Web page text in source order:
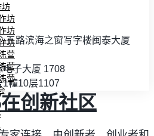
坊
坊
坊
坊
营
营
营
五路滨海之窗写字楼闽泰大厦
电子大厦 1708
幢10层1107
创新社区